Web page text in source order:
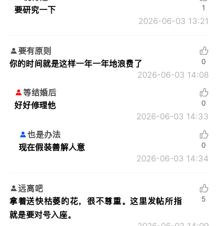
要研究一下
2026-06-03 13:21
1
要有原则
你的时间就是这样一年一年地浪费了
2026-06-03 14:08
0
等结婚后
好好修理他
2026-06-03 14:33
0
也是办法
现在假装善解人意
2026-06-03 14:34
0
远离吧
拿着送快枯萎的花，很不尊重。这里发帖所指
就是要对号入座。
5